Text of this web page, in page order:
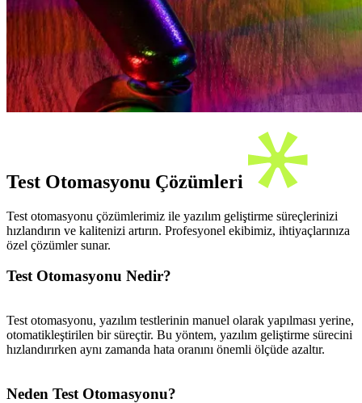
Test Otomasyonu Çözümleri
Test otomasyonu çözümlerimiz ile yazılım geliştirme süreçlerinizi
hızlandırın ve kalitenizi artırın. Profesyonel ekibimiz, ihtiyaçlarınıza
özel çözümler sunar.
Test Otomasyonu Nedir?
Test otomasyonu, yazılım testlerinin manuel olarak yapılması yerine,
otomatikleştirilen bir süreçtir. Bu yöntem, yazılım geliştirme sürecini
hızlandırırken aynı zamanda hata oranını önemli ölçüde azaltır.
Neden Test Otomasyonu?